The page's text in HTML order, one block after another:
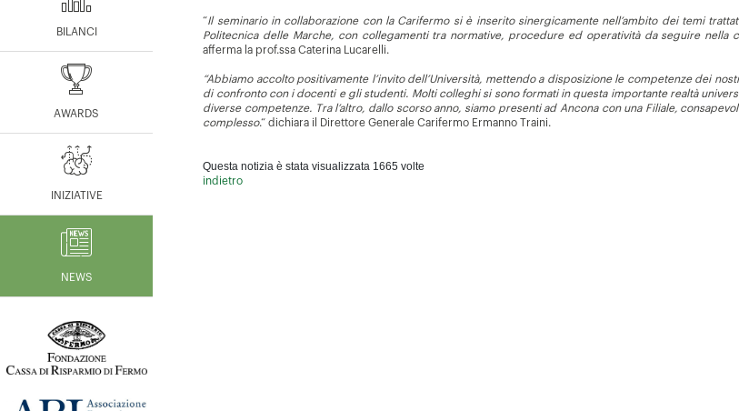
BILANCI
AWARDS
INIZIATIVE
NEWS
“Il seminario in collaborazione con la Carifermo si è inserito sinergicamente nell’ambito dei temi
Politecnica delle Marche, con collegamenti tra normative, procedure ed operatività da seguire
afferma la prof.ssa Caterina Lucarelli.
“Abbiamo accolto positivamente l’invito dell’Università, mettendo a disposizione le competenze dei
di confronto con i docenti e gli studenti. Molti colleghi si sono formati in questa importante realtà
diverse competenze. Tra l’altro, dallo scorso anno, siamo presenti ad Ancona con una Filiale,
complesso.“ dichiara il Direttore Generale Carifermo Ermanno Traini.
Questa notizia è stata visualizzata 1665 volte
indietro